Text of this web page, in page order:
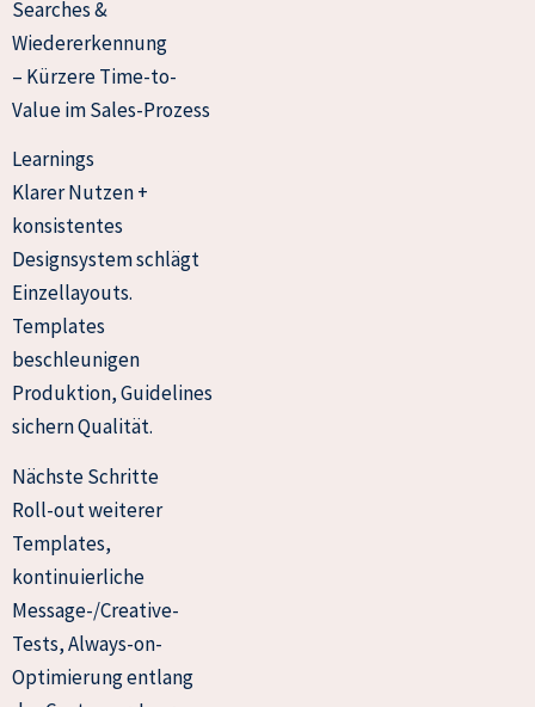
Searches &
Wiedererkennung
– Kürzere Time-to-
Value im Sales-Prozess
Learnings
Klarer Nutzen +
konsistentes
Designsystem schlägt
Einzellayouts.
Templates
beschleunigen
Produktion, Guidelines
sichern Qualität.
Nächste Schritte
Roll-out weiterer
Templates,
kontinuierliche
Message-/Creative-
Tests, Always-on-
Optimierung entlang